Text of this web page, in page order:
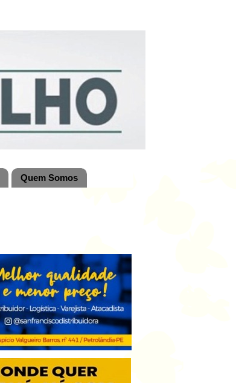
Quem Somos